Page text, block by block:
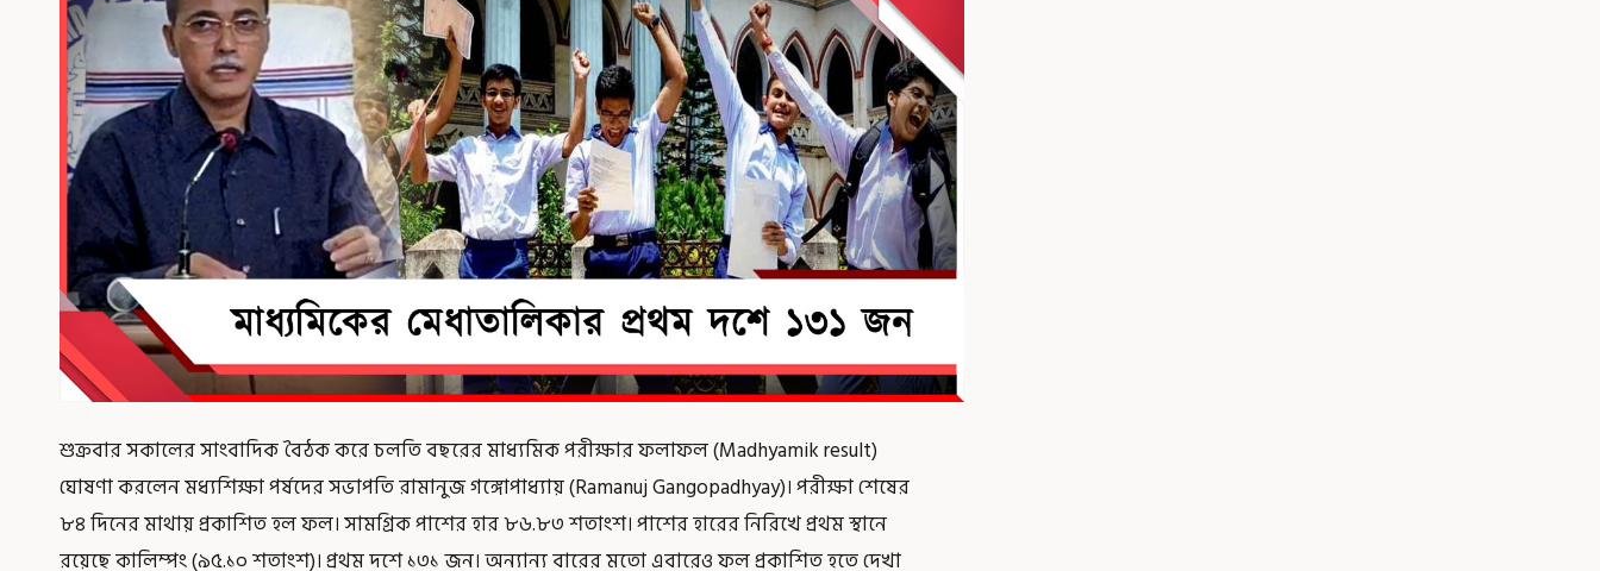
শুক্রবার সকালের সাংবাদিক বৈঠক করে চলতি বছরের মাধ্যমিক পরীক্ষার ফলাফল (Madhyamik result)
ঘোষণা করলেন মধ্যশিক্ষা পর্ষদের সভাপতি রামানুজ গঙ্গোপাধ্যায় (Ramanuj Gangopadhyay)। পরীক্ষা শেষের
৮৪ দিনের মাথায় প্রকাশিত হল ফল। সামগ্রিক পাশের হার ৮৬.৮৩ শতাংশ। পাশের হারের নিরিখে প্রথম স্থানে
রয়েছে কালিম্পং (৯৫.১০ শতাংশ)। প্রথম দশে ১৩১ জন। অন্যান্য বারের মতো এবারেও ফল প্রকাশিত হতে দেখা